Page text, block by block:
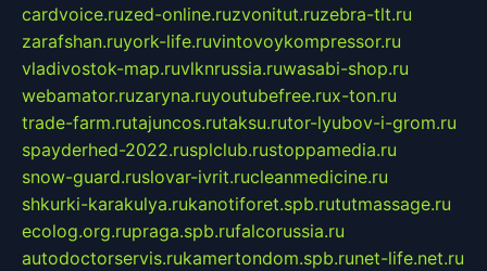
cardvoice.ruzed-online.ruzvonitut.ruzebra-tlt.ru
zarafshan.ruyork-life.ruvintovoykompressor.ru
vladivostok-map.ruvlknrussia.ruwasabi-shop.ru
webamator.ruzaryna.ruyoutubefree.rux-ton.ru
trade-farm.rutajuncos.rutaksu.rutor-lyubov-i-grom.ru
spayderhed-2022.rusplclub.rustoppamedia.ru
snow-guard.ruslovar-ivrit.rucleanmedicine.ru
shkurki-karakulya.rukanotiforet.spb.rututmassage.ru
ecolog.org.rupraga.spb.rufalcorussia.ru
autodoctorservis.rukamertondom.spb.runet-life.net.ru